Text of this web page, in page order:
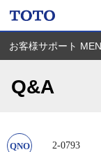
お客様サポート
Q&A
2-0793